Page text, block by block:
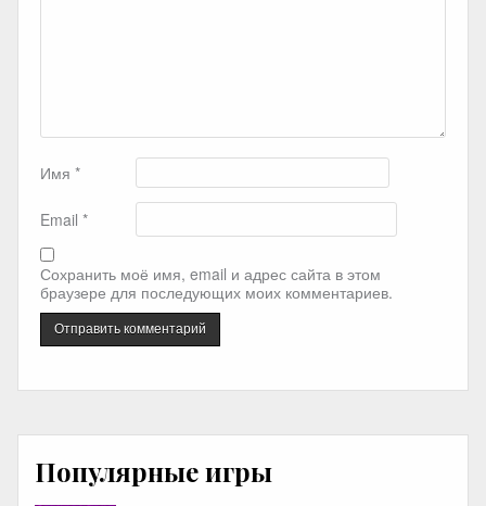
Имя *
Email *
Сохранить моё имя, email и адрес сайта в этом
браузере для последующих моих комментариев.
Популярные игры